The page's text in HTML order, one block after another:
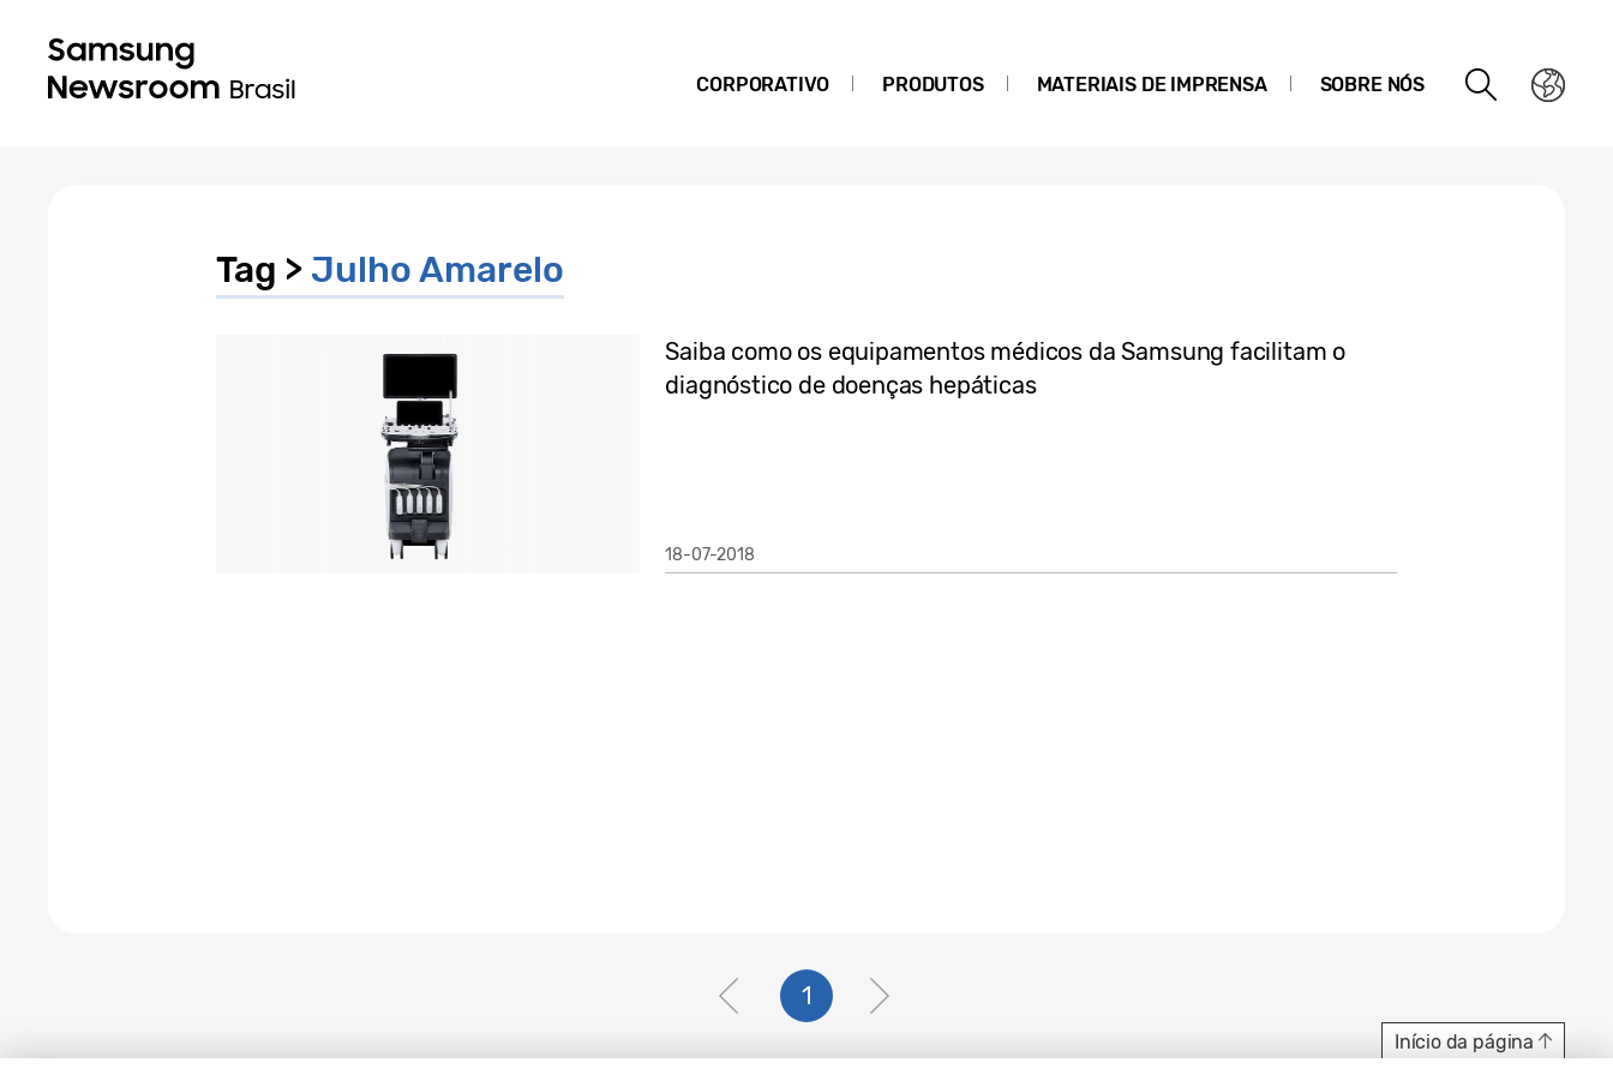
CORPORATIVO PRODUTOS MATERIAIS DE IMPRENSA SOBRE NÓS
Tag > Julho Amarelo
Saiba como os equipamentos médicos da Samsung facilitam o
diagnóstico de doenças hepáticas
18-07-2018
1
Início da página